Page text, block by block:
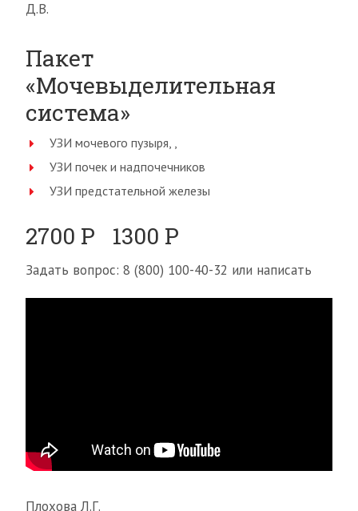
Д.В.
Пакет
«Мочевыделительная
система»
УЗИ мочевого пузыря, ,
УЗИ почек и надпочечников
УЗИ предстательной железы
2700 Р 1300 Р
Задать вопрос: 8 (800) 100-40-32 или написать
Плохова Л.Г.